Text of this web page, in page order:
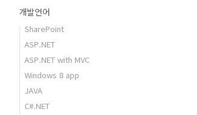
개발언어
SharePoint
ASP.NET
ASP.NET with MVC
Windows 8 app
JAVA
C#.NET